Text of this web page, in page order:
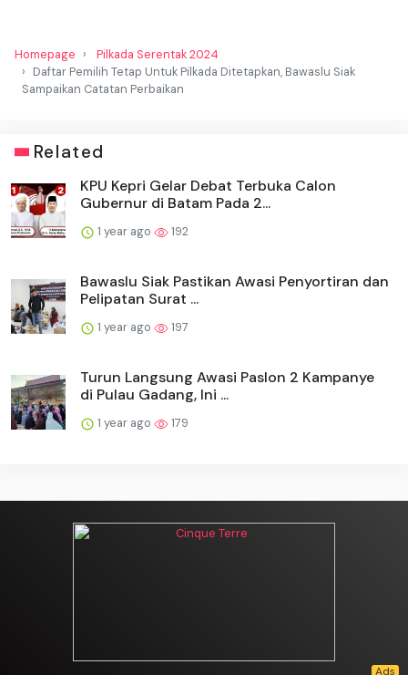
Homepage
Pilkada Serentak 2024
Daftar Pemilih Tetap Untuk Pilkada Ditetapkan, Bawaslu Siak
Sampaikan Catatan Perbaikan
Related
KPU Kepri Gelar Debat Terbuka Calon
Gubernur di Batam Pada 2...
1 year ago 192
Bawaslu Siak Pastikan Awasi Penyortiran dan
Pelipatan Surat ...
1 year ago 197
Turun Langsung Awasi Paslon 2 Kampanye
di Pulau Gadang, Ini ...
1 year ago 179